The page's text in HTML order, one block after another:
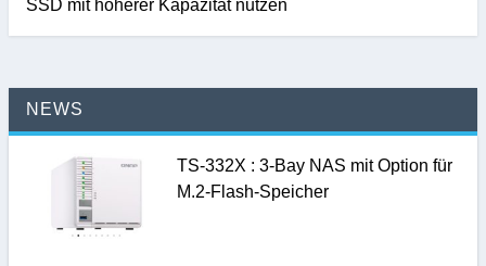
SSD mit höherer Kapazität nutzen
NEWS
TS-332X : 3-Bay NAS mit Option für
M.2-Flash-Speicher